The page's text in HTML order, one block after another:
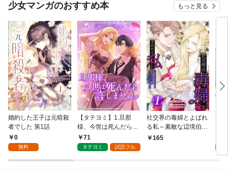
少女マンガのおすすめ本 もっと見る
婚約した王子は元暗殺
者でした 第1話
0
無料
【タテヨミ】1.旦那
様、今世は死んだら許
しません
71
タテヨミ 試読フル
社交界の毒婦とよばれ
る私～素敵な辺境伯令
息に腕を折られたの
165
視